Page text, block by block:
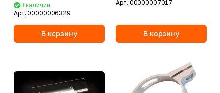
В наличии
Арт. 00000006329
В корзину
Арт. 00000007017
В корзину